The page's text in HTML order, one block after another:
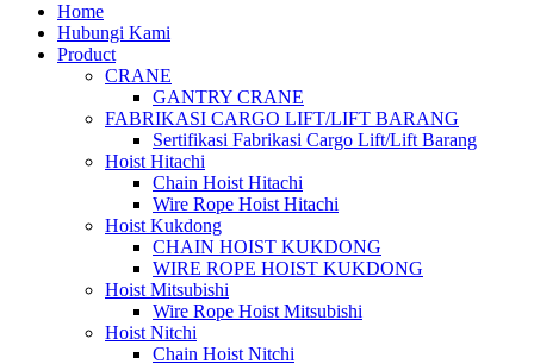
Home
Hubungi Kami
Product
CRANE
GANTRY CRANE
FABRIKASI CARGO LIFT/LIFT BARANG
Sertifikasi Fabrikasi Cargo Lift/Lift Barang
Hoist Hitachi
Chain Hoist Hitachi
Wire Rope Hoist Hitachi
Hoist Kukdong
CHAIN HOIST KUKDONG
WIRE ROPE HOIST KUKDONG
Hoist Mitsubishi
Wire Rope Hoist Mitsubishi
Hoist Nitchi
Chain Hoist Nitchi